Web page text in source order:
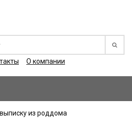
О компании
из роддома